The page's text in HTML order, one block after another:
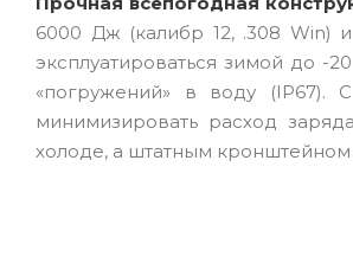
6000 Дж (калибр 12, .308 Win)
эксплуатироваться зимой до -
«погружений» в воду (IP67).
минимизировать расход
холоде, а штатным кронштейном